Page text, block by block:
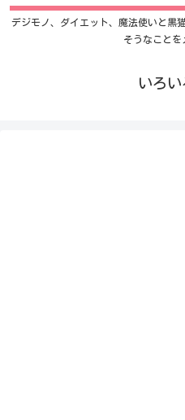
デジモノ、ダイエット、魔法使いと黒
そうなことを
いろ